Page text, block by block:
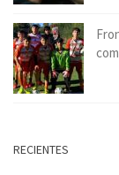
RECIENTES